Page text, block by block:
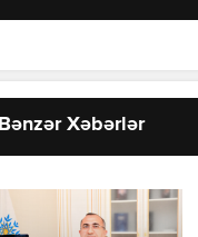
Bənzər Xəbərlər